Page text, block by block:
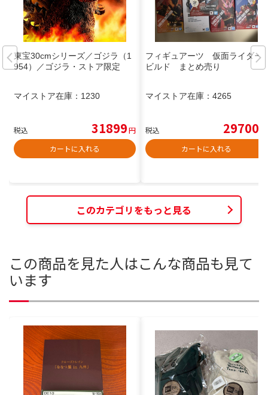
東宝30cmシリーズ／ゴジラ（1
954）／ゴジラ・ストア限定
マイストア在庫： 1230
税込 31899円
カートに入れる
フィギュアーツ 仮面ライダー
ビルド まとめ売り
マイストア在庫： 4265
税込 29700
カートに入れる
このカテゴリをもっと見る
この商品を見た人はこんな商品も見て
います